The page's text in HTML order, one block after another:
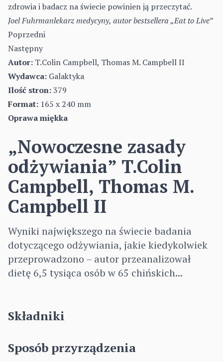
zdrowia i badacz na świecie powinien ją przeczytać.
Joel Fuhrmanlekarz medycyny, autor bestsellera „Eat to Live”
Poprzedni
Następny
Autor: T.Colin Campbell, Thomas M. Campbell II
Wydawca: Galaktyka
Ilość stron:379
Format: 165 x 240 mm
Oprawa miękka
„Nowoczesne zasady
odżywiania” T.Colin
Campbell, Thomas M.
Campbell II
Wyniki największego na świecie badania
dotyczącego odżywiania, jakie kiedykolwiek
przeprowadzono – autor przeanalizował
dietę 6,5 tysiąca osób w 65 chińskich...
Składniki
Sposób przyrządzenia